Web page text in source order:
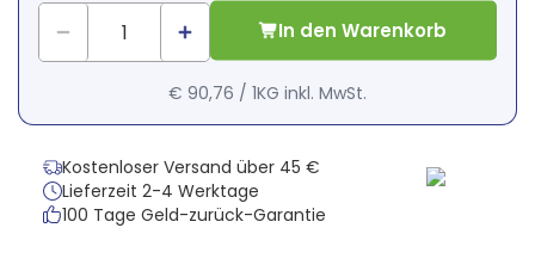
In den Warenkorb
€ 90,76 / 1KG inkl. MwSt.
Kostenloser Versand über 45 €
Lieferzeit 2-4 Werktage
100 Tage Geld-zurück-Garantie